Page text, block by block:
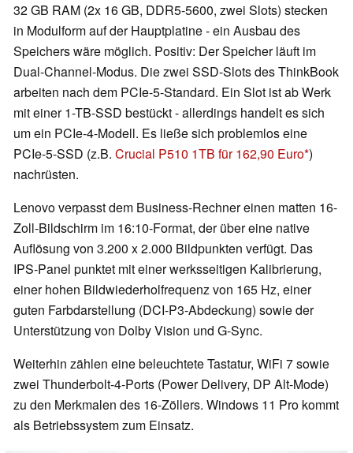
32 GB RAM (2x 16 GB, DDR5-5600, zwei Slots) stecken
in Modulform auf der Hauptplatine - ein Ausbau des
Speichers wäre möglich. Positiv: Der Speicher läuft im
Dual-Channel-Modus. Die zwei SSD-Slots des ThinkBook
arbeiten nach dem PCIe-5-Standard. Ein Slot ist ab Werk
mit einer 1-TB-SSD bestückt - allerdings handelt es sich
um ein PCIe-4-Modell. Es ließe sich problemlos eine
PCIe-5-SSD (z.B. Crucial P510 1TB für 162,90 Euro )
nachrüsten.
Lenovo verpasst dem Business-Rechner einen matten 16-
Zoll-Bildschirm im 16:10-Format, der über eine native
Auflösung von 3.200 x 2.000 Bildpunkten verfügt. Das
IPS-Panel punktet mit einer werksseitigen Kalibrierung,
einer hohen Bildwiederholfrequenz von 165 Hz, einer
guten Farbdarstellung (DCI-P3-Abdeckung) sowie der
Unterstützung von Dolby Vision und G-Sync.
Weiterhin zählen eine beleuchtete Tastatur, WiFi 7 sowie
zwei Thunderbolt-4-Ports (Power Delivery, DP Alt-Mode)
zu den Merkmalen des 16-Zöllers. Windows 11 Pro kommt
als Betriebssystem zum Einsatz.